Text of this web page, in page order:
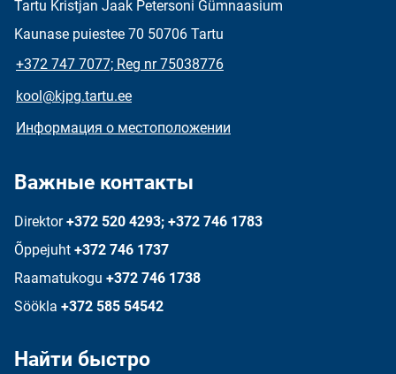
Tartu Kristjan Jaak Petersoni Gümnaasium
Kaunase puiestee 70 50706 Tartu
+372 747 7077; Reg nr 75038776
kool@kjpg.tartu.ee
Информация о местоположении
Важные контакты
Direktor +372 520 4293; +372 746 1783
Õppejuht +372 746 1737
Raamatukogu +372 746 1738
Söökla +372 585 54542
Найти быстро